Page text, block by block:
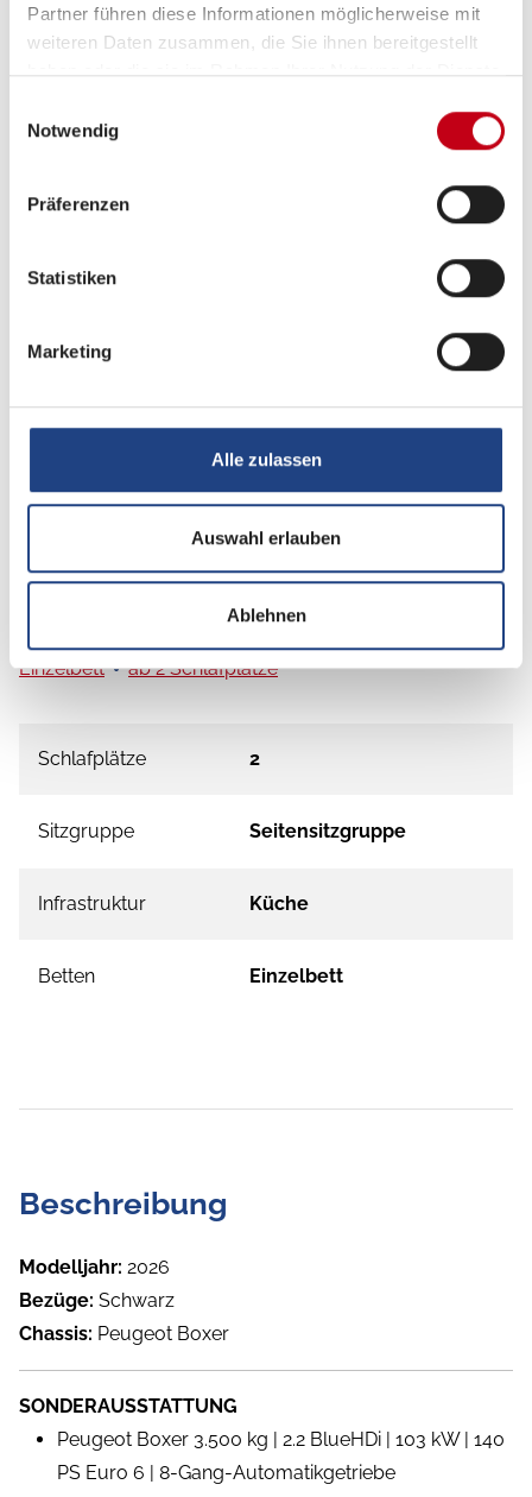
Partner führen diese Informationen möglicherweise mit
weiteren Daten zusammen, die Sie ihnen bereitgestellt
haben oder die sie im Rahmen Ihrer Nutzung der Dienste
Notwendig
Präferenzen
Statistiken
Marketing
Alle zulassen
Auswahl erlauben
Ablehnen
Aufbau
Standheizung Fahrerhaus
Grundrissbeschreibung
Einzelbett ab 2 Schlafplätze
Schlafplätze 2
Sitzgruppe Seitensitzgruppe
Infrastruktur Küche
Betten Einzelbett
Beschreibung
Modelljahr: 2026
Bezüge: Schwarz
Chassis: Peugeot Boxer
SONDERAUSSTATTUNG
Peugeot Boxer 3.500 kg | 2.2 BlueHDi | 103 kW | 140
PS Euro 6 | 8-Gang-Automatikgetriebe